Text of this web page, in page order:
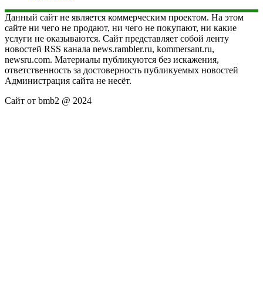
Данный сайт не является коммерческим проектом. На этом
сайте ни чего не продают, ни чего не покупают, ни какие
услуги не оказываются. Сайт представляет собой ленту
новостей RSS канала news.rambler.ru, kommersant.ru,
newsru.com. Материалы публикуются без искажения,
ответственность за достоверность публикуемых новостей
Администрация сайта не несёт.
Сайт от bmb2 @ 2024